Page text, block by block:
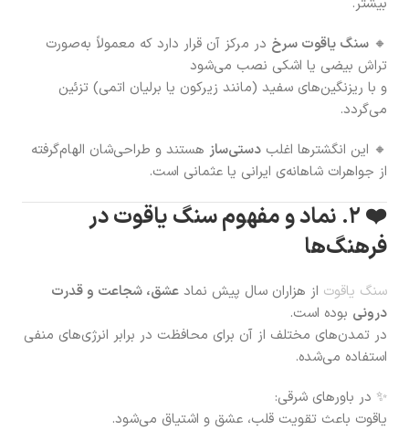
🔸 سنگ یاقوت سرخ در مرکز آن قرار دارد که معمولاً به‌صورت
تراش بیضی یا اشکی نصب می‌شود
و با ریزنگین‌های سفید (مانند زیرکون یا برلیان اتمی) تزئین
می‌گردد.
🔸 این انگشترها اغلب دستی‌ساز هستند و طراحی‌شان الهام‌گرفته
از جواهرات شاهانه‌ی ایرانی یا عثمانی است.
❤️ ۲. نماد و مفهوم سنگ یاقوت در
فرهنگ‌ها
سنگ یاقوت از هزاران سال پیش نماد عشق، شجاعت و قدرت
درونی بوده است.
در تمدن‌های مختلف از آن برای محافظت در برابر انرژی‌های منفی
استفاده می‌شده.
✨ در باورهای شرقی:
یاقوت باعث تقویت قلب، عشق و اشتیاق می‌شود.